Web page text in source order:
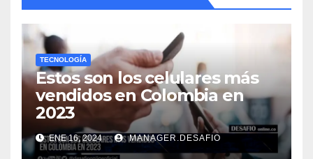
TECNOLOGÍA
Estos son los celulares más
vendidos en Colombia en
2023​
ENE 16, 2024 MANAGER.DESAFIO